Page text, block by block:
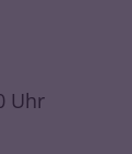
Uhr